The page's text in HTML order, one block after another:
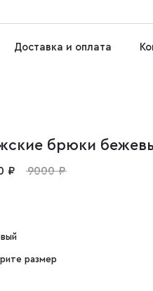
Доставка и оплата
брюки
₽ 9000 ₽
размер